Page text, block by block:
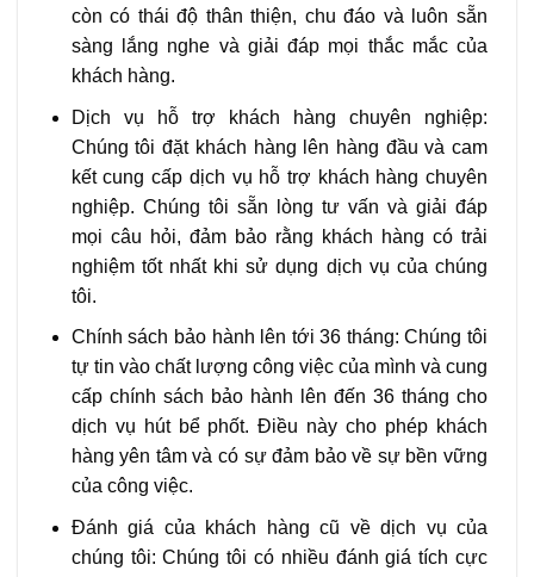
còn có thái độ thân thiện, chu đáo và luôn sẵn
sàng lắng nghe và giải đáp mọi thắc mắc của
khách hàng.
Dịch vụ hỗ trợ khách hàng chuyên nghiệp:
Chúng tôi đặt khách hàng lên hàng đầu và cam
kết cung cấp dịch vụ hỗ trợ khách hàng chuyên
nghiệp. Chúng tôi sẵn lòng tư vấn và giải đáp
mọi câu hỏi, đảm bảo rằng khách hàng có trải
nghiệm tốt nhất khi sử dụng dịch vụ của chúng
tôi.
Chính sách bảo hành lên tới 36 tháng: Chúng tôi
tự tin vào chất lượng công việc của mình và cung
cấp chính sách bảo hành lên đến 36 tháng cho
dịch vụ hút bể phốt. Điều này cho phép khách
hàng yên tâm và có sự đảm bảo về sự bền vững
của công việc.
Đánh giá của khách hàng cũ về dịch vụ của
chúng tôi: Chúng tôi có nhiều đánh giá tích cực